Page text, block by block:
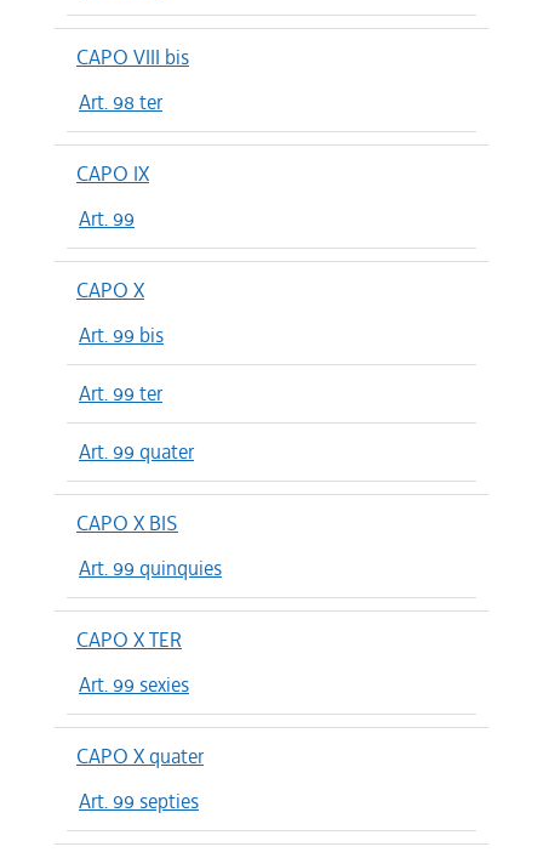
CAPO VIII bis
Art. 98 ter
CAPO IX
Art. 99
CAPO X
Art. 99 bis
Art. 99 ter
Art. 99 quater
CAPO X BIS
Art. 99 quinquies
CAPO X TER
Art. 99 sexies
CAPO X quater
Art. 99 septies